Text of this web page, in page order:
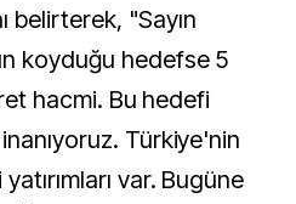
belirterek, "Sayın
koyduğu hedefse 5
hacmi. Bu hedefi
Türkiye'nin
var. Bugüne